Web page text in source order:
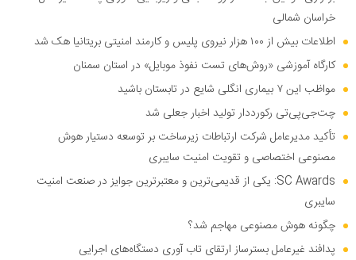
خراسان شمالی
اطلاعات بیش از ۱۰۰ هزار نیروی پلیس و کارمند امنیتی بریتانیا هک شد
کارگاه آموزشی «روش‌های تست نفوذ موبایل» در استان سمنان
مواظب این ۷ بیماری انگلی شایع در تابستان باشید
چت‌جی‌پی‌تی رکورددار تولید اخبار جعلی شد
تأکید مدیرعامل شرکت ارتباطات زیرساخت بر توسعه دستیار هوش
مصنوعی اختصاصی و تقویت امنیت سایبری
SC Awards: یکی از قدیمی‌ترین و معتبرترین جوایز در صنعت امنیت
سایبری
چگونه هوش مصنوعی مهاجم شد؟
پدافند غیرعامل بسترساز ارتقای تاب آوری دستگاه‌های اجرایی